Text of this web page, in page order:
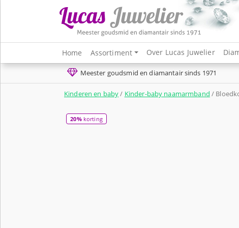
Home Assortiment Over Lucas Juwelier
Meester goudsmid en diamantair sinds 1971
Kinderen en baby/ Kinder-baby naamarmband /
20%korting